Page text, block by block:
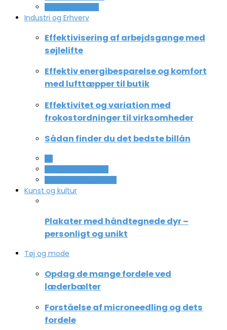
Industri og Erhverv
Effektivisering af arbejdsgange med
søjlelifte
Effektiv energibesparelse og komfort
med lufttæpper til butik
Effektivitet og variation med
frokostordninger til virksomheder
Sådan finder du det bedste billån
Kunst og kultur
Plakater med håndtegnede dyr –
personligt og unikt
Tøj og mode
Opdag de mange fordele ved
læderbælter
Forståelse af microneedling og dets
fordele